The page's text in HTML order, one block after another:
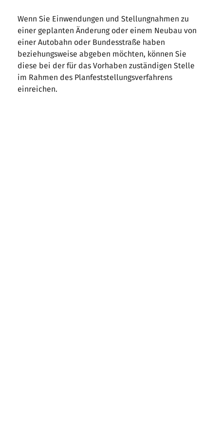
Wenn Sie Einwendungen und Stellungnahmen zu
einer geplanten Änderung oder einem Neubau von
einer Autobahn oder Bundesstraße haben
beziehungsweise abgeben möchten, können Sie
diese bei der für das Vorhaben zuständigen Stelle
im Rahmen des Planfeststellungsverfahrens
einreichen.